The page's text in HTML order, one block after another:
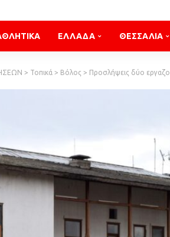
ΕΛΛΑΔΑ ΘΕΣΣΑΛΙΑ
> Τοπικά > Βόλος > Προσλήψεις δύο